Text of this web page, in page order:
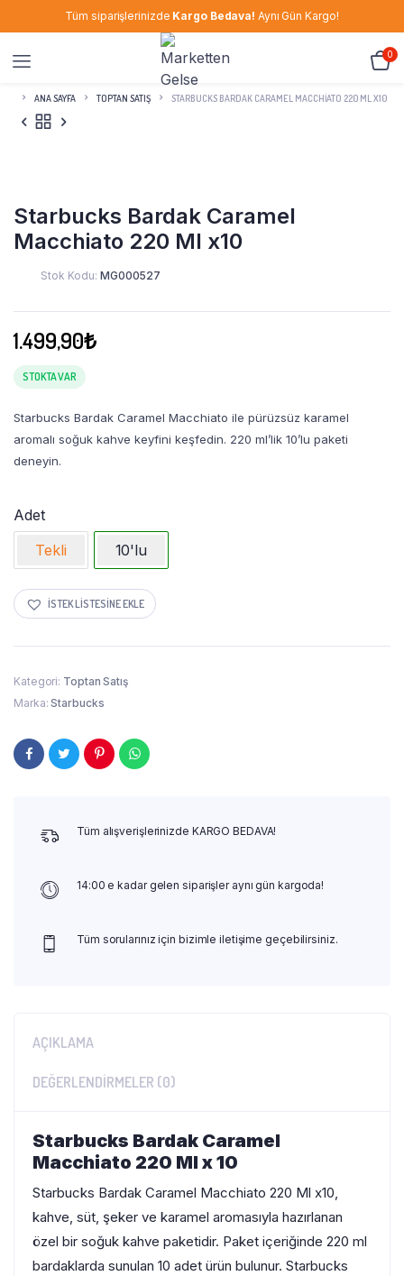
Tüm siparişlerinizde Kargo Bedava! Aynı Gün Kargo!
0
ANA SAYFA TOPTAN SATIŞ STARBUCKS BARDAK CARAMEL MACCHIATO 220 ML X10
Starbucks Bardak Caramel
Macchiato 220 Ml x10
Stok Kodu: MG000527
1.499,90₺
STOKTA VAR
Starbucks Bardak Caramel Macchiato ile pürüzsüz karamel
aromalı soğuk kahve keyfini keşfedin. 220 ml’lik 10’lu paketi
deneyin.
Adet
Tekli
10'lu
İSTEK LISTESINE EKLE
Kategori: Toptan Satış
Marka:Starbucks
Tüm alışverişlerinizde KARGO BEDAVA!
14:00 e kadar gelen siparişler aynı gün kargoda!
Tüm sorularınız için bizimle iletişime geçebilirsiniz.
AÇIKLAMA
DEĞERLENDIRMELER (0)
Starbucks Bardak Caramel
Macchiato 220 Ml x 10
Starbucks Bardak Caramel Macchiato 220 Ml x10,
kahve, süt, şeker ve karamel aromasıyla hazırlanan
özel bir soğuk kahve paketidir. Paket içeriğinde 220 ml
bardaklarda sunulan 10 adet ürün bulunur. Starbucks